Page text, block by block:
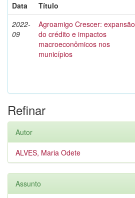
Data
Título
2022-
09
Agroamigo Crescer: expansão
do crédito e impactos
macroeconômicos nos
municípios
Refinar
Autor
ALVES, Maria Odete
Assunto